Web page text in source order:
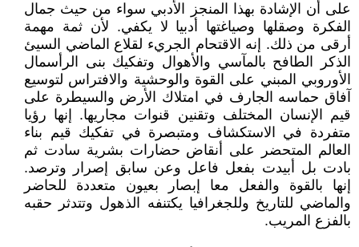
على أن الإشادة بهذا المنجز الأدبي سواء من حيث جمال
الفكرة وصقلها وصياغتها أدبيا لا يكفي. لأن ثمة مهمة
أرقى من ذلك. إنه الاقتحام الجريء لقلاع الماضي السيئ
الذكر الطافح بالمآسي والأهوال وتفكيك بنى الرأسمال
الأوروبي المبني على القوة والوحشية والافتراس لتوسيع
آفاق حماسه الجارف في امتلاك الأرض والسيطرة على
قيم الإنسان المختلف وتقنين قنوات مجاريها. إنها رؤيا
متفردة في الاستكشاف ومتبصرة في تفكيك قيم بناء
العالم المتحضر على أنقاض حضارات بشرية سادت ثم
بادت بل أبيدت بفعل فاعل وعن سابق إصرار وترصد.
إنها بالقوة والفعل معا إبصار بعيون متعددة للحاضر
والماضي للتاريخ وللجغرافيا يكتنفه الذهول وتتدثر حقبه
بالفزع المريب.